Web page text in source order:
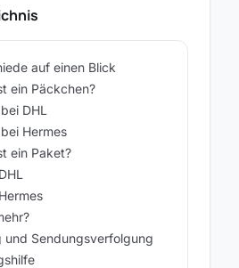
auf einen Blick
ein Päckchen?
DHL
Hermes
ein Paket?
und Sendungsverfolgung